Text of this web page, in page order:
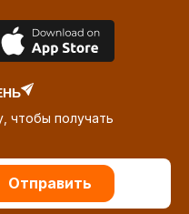
чтобы получать
Отправить